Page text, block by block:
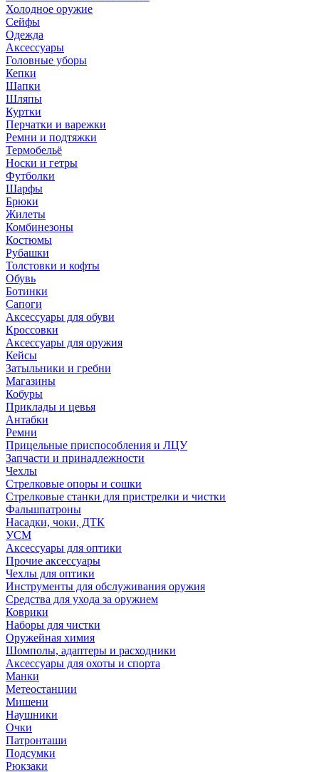
Холодное оружие
Сейфы
Одежда
Аксессуары
Головные уборы
Кепки
Шапки
Шляпы
Куртки
Перчатки и варежки
Ремни и подтяжки
Термобельё
Носки и гетры
Футболки
Шарфы
Брюки
Жилеты
Комбинезоны
Костюмы
Рубашки
Толстовки и кофты
Обувь
Ботинки
Сапоги
Аксессуары для обуви
Кроссовки
Аксессуары для оружия
Кейсы
Затыльники и гребни
Магазины
Кобуры
Приклады и цевья
Антабки
Ремни
Прицельные приспособления и ЛЦУ
Запчасти и принадлежности
Чехлы
Стрелковые опоры и сошки
Стрелковые станки для пристрелки и чистки
Фальшпатроны
Насадки, чоки, ДТК
УСМ
Аксессуары для оптики
Прочие аксессуары
Чехлы для оптики
Инструменты для обслуживания оружия
Средства для ухода за оружием
Коврики
Наборы для чистки
Оружейная химия
Шомполы, адаптеры и расходники
Аксессуары для охоты и спорта
Манки
Метеостанции
Мишени
Наушники
Очки
Патронташи
Подсумки
Рюкзаки